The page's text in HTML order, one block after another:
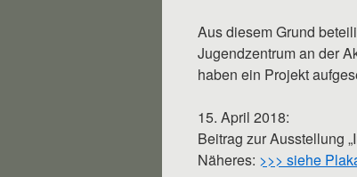
Aus diesem Grund
Jugendzentrum an der
haben ein Projekt
15. April 2018:
Beitrag zur Ausstellung
Näheres: >>> siehe